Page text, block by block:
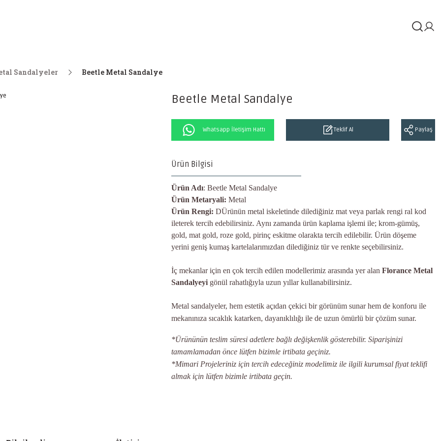
Sandalyeler Beetle Metal Sandalye
Beetle Metal Sandalye
Whatsapp İletişim Hattı Teklif Al Paylaş
Ürün Bilgisi
Ürün Adı: Beetle Metal Sandalye
Ürün Metaryali: Metal
Ürün Rengi: DÜrünün metal iskeletinde dilediğiniz mat veya parlak rengi ral kod
ileterek tercih edebilirsiniz. Aynı zamanda ürün kaplama işlemi ile; krom-gümüş,
gold, mat gold, roze gold, pirinç eskitme olarakta tercih edilebilir. Ürün döşeme
yerini geniş kumaş kartelalarımızdan dilediğiniz tür ve renkte seçebilirsiniz.
İç mekanlar için en çok tercih edilen modellerimiz arasında yer alan Florance Metal
Sandalyeyi gönül rahatlığıyla uzun yıllar kullanabilirsiniz.
Metal sandalyeler, hem estetik açıdan çekici bir görünüm sunar hem de konforu ile
mekanınıza sıcaklık katarken, dayanıklılığı ile de uzun ömürlü bir çözüm sunar.
*Ürününün teslim süresi adetlere bağlı değişkenlik gösterebilir. Siparişinizi
tamamlamadan önce lütfen bizimle irtibata geçiniz.
*Mimari Projeleriniz için tercih edeceğiniz modelimiz ile ilgili kurumsal fiyat teklifi
almak için lütfen bizimle irtibata geçin.